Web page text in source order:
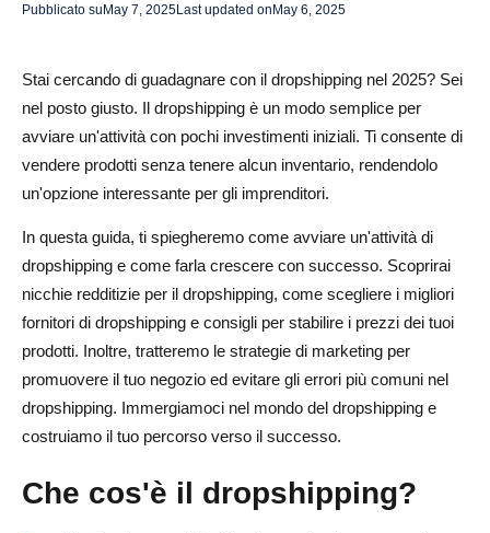
4. Configura il tuo negozio in dropshipping
Il lato finanziario del dropshipping: come valutare i
prodotti e gestire i costi
Gestione dei costi operativi in dropshipping
Come tenere traccia delle entrate e delle spese
Strategie di marketing per il successo del dropshipping
1. Annunci a pagamento
2. Marketing per influencer e affiliati
3. Contenuti e marketing via email
Pubblicato su May 7, 2025Last updated on May 6, 2025
Stai cercando di guadagnare con il dropshipping nel 2025? Sei
nel posto giusto. Il dropshipping è un modo semplice per
avviare un'attività con pochi investimenti iniziali. Ti consente di
vendere prodotti senza tenere alcun inventario, rendendolo
un'opzione interessante per gli imprenditori.
In questa guida, ti spiegheremo come avviare un'attività di
dropshipping e come farla crescere con successo. Scoprirai
nicchie redditizie per il dropshipping, come scegliere i migliori
fornitori di dropshipping e consigli per stabilire i prezzi dei tuoi
prodotti. Inoltre, tratteremo le strategie di marketing per
promuovere il tuo negozio ed evitare gli errori più comuni nel
dropshipping. Immergiamoci nel mondo del dropshipping e
costruiamo il tuo percorso verso il successo.
Che cos'è il dropshipping?